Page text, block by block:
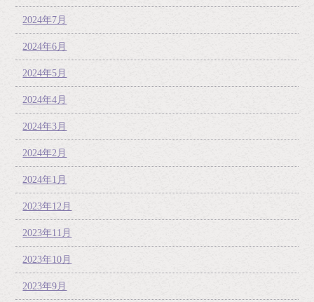
2024年7月
2024年6月
2024年5月
2024年4月
2024年3月
2024年2月
2024年1月
2023年12月
2023年11月
2023年10月
2023年9月